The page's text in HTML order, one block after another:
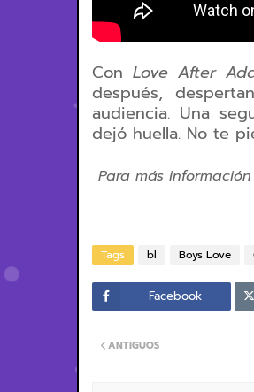
Con Love After
después,
audiencia. Una
dejó huella. No te
Para más
Tags bl Boys Love
Facebook
ANTIGUOS